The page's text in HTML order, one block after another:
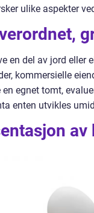
ulike aspekter
en del av jord
kommersielle
egnet tomt,
enten utvikles